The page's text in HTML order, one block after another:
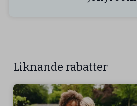
Liknande rabatter